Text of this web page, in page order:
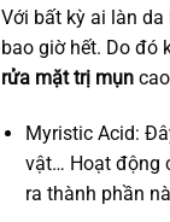
Với bất kỳ ai làn
bao giờ hết. Do đó
rửa mặt trị mụncao
Myristic Acid:
vật… Hoạt động
ra thành phần